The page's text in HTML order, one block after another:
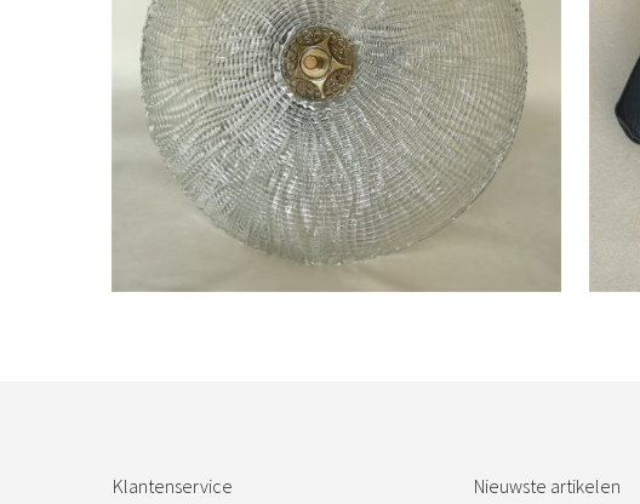
Klantenservice Nieuwste artikelen